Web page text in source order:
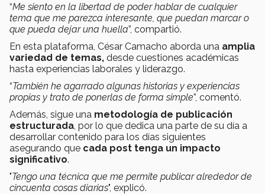
“Me siento en la libertad de poder hablar de cualquier
tema que me parezca interesante, que puedan marcar o
que pueda dejar una huella”, compartió.
En esta plataforma, César Camacho aborda una amplia
variedad de temas, desde cuestiones académicas
hasta experiencias laborales y liderazgo.
“También he agarrado algunas historias y experiencias
propias y trato de ponerlas de forma simple”, comentó.
Además, sigue una metodología de publicación
estructurada , por lo que dedica una parte de su día a
desarrollar contenido para los días siguientes
asegurando que cada post tenga un impacto
significativo.
"Tengo una técnica que me permite publicar alrededor de
cincuenta cosas diarias", explicó.